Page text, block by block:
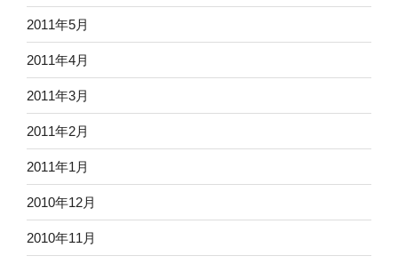
2011年5月
2011年4月
2011年3月
2011年2月
2011年1月
2010年12月
2010年11月